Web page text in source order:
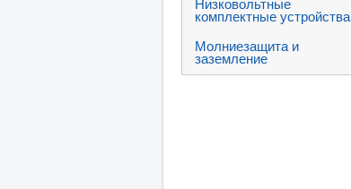
комплектные устройства
Молниезащита и
заземление